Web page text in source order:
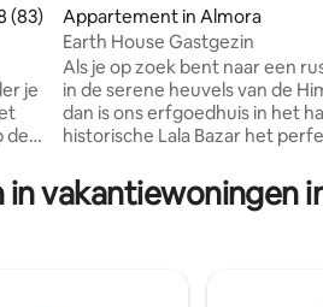
beoordeling van 4,98 op 5, 83
(83)
je
de
Appartement in Almora
Earth House Gastgezin
Als je op zoek bent naar een
in de serene heuvels van de
dan is ons erfgoedhuis in het
historische Lala Bazar het
geleden gebouwd en biedt
kamers met een prachtig
religieuze en schilderachtige
vakantiewoningen